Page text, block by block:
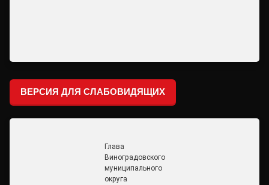
ВЕРСИЯ ДЛЯ СЛАБОВИДЯЩИХ
Глава
Виноградовского
муниципального
округа